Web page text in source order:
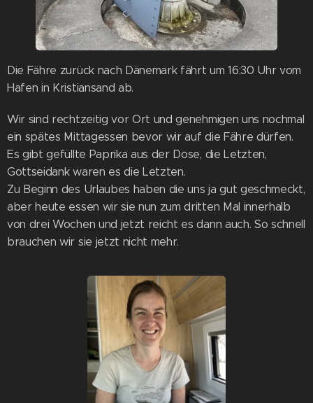
Die Fähre zurück nach Dänemark fährt um 16:30 Uhr vom
Hafen in Kristiansand ab.
Wir sind rechtzeitig vor Ort und genehmigen uns nochmal
ein spätes Mittagessen bevor wir auf die Fähre dürfen.
Es gibt gefüllte Paprika aus der Dose, die Letzten,
Gottseidank waren es die Letzten.
Zu Beginn des Urlaubes haben die uns ja gut geschmeckt,
aber heute essen wir sie nun zum dritten Mal innerhalb
von drei Wochen und jetzt reicht es dann auch. So schnell
brauchen wir sie jetzt nicht mehr.